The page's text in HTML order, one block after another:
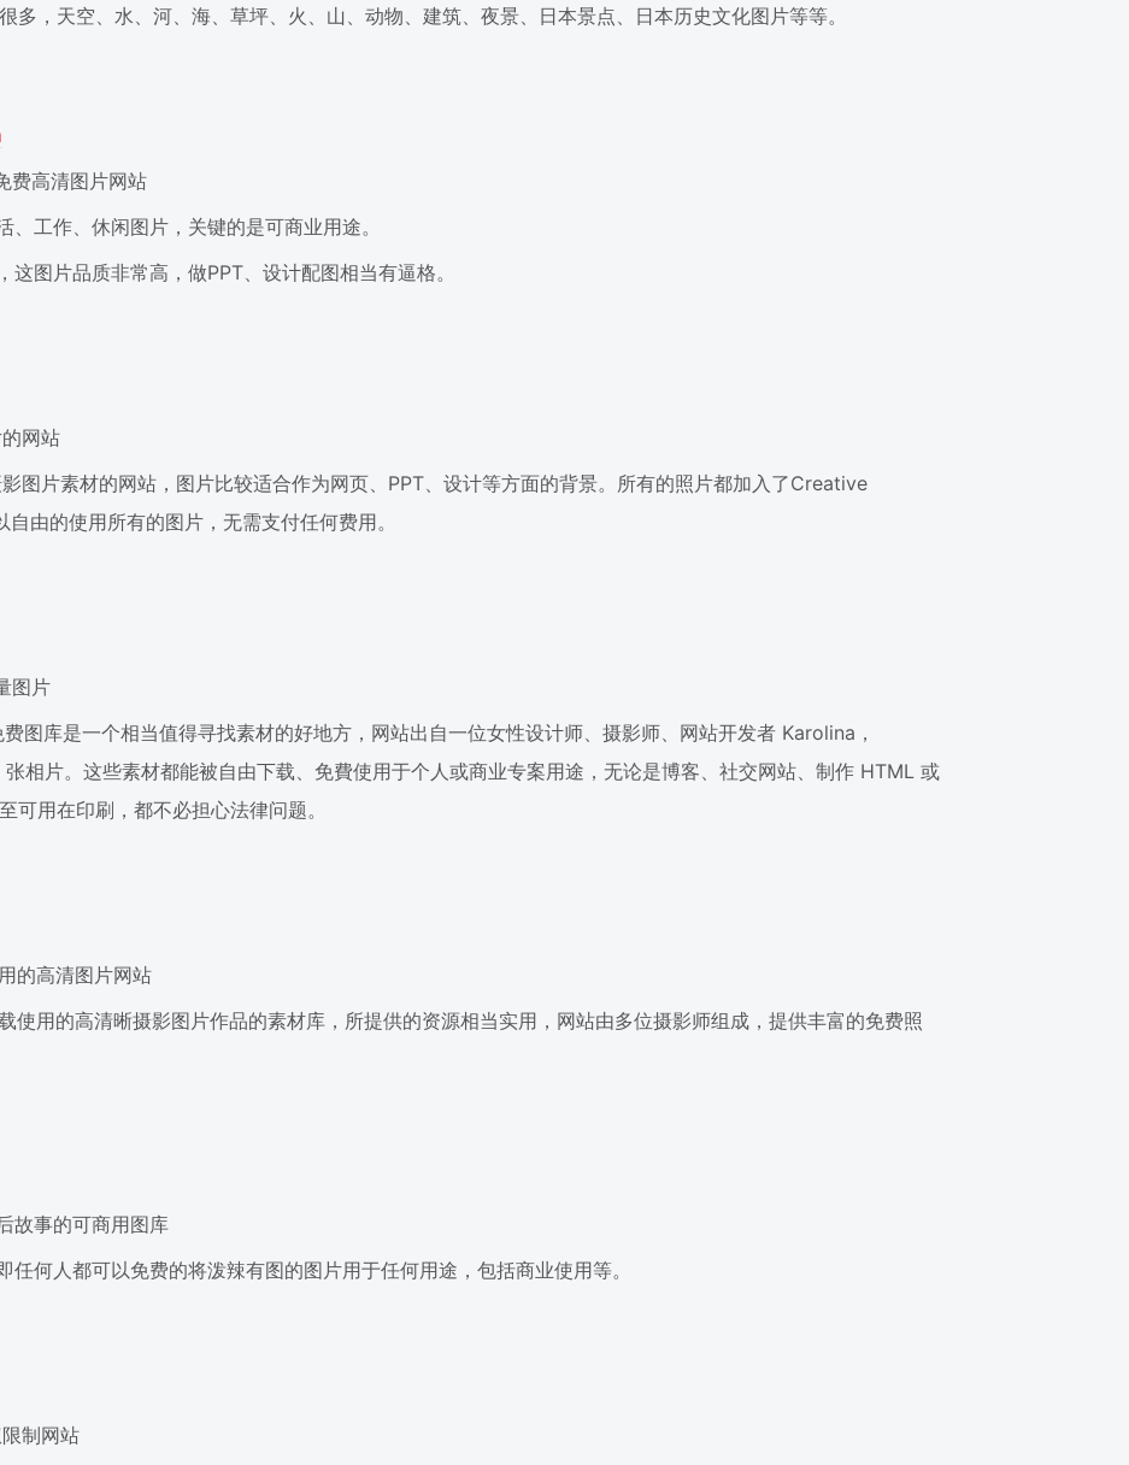
，天空、水、河、海、草坪、火、山、动物、建筑、夜景、日本景点、日本历史文化图片等等。
费高清图片网站
工作、休闲图片，关键的是可商业用途。
图片品质非常高，做PPT、设计配图相当有逼格。
网站
图片素材的网站，图片比较适合作为网页、PPT、设计等方面的背景。所有的照片都加入了Creative
由的使用所有的图片，无需支付任何费用。
图片
图库是一个相当值得寻找素材的好地方，网站出自一位女性设计师、摄影师、网站开发者 Karolina，
相片。这些素材都能被自由下载、免費使用于个人或商业专案用途，无论是博客、社交网站、制作 HTML 或
可用在印刷，都不必担心法律问题。
的高清图片网站
使用的高清晰摄影图片作品的素材库，所提供的资源相当实用，网站由多位摄影师组成，提供丰富的免费照
故事的可商用图库
何人都可以免费的将泼辣有图的图片用于任何用途，包括商业使用等。
制网站